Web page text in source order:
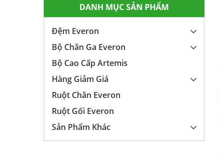
DANH MỤC SẢN PHẨM
Đệm Everon
Bộ Chăn Ga Everon
Bộ Cao Cấp Artemis
Hàng Giảm Giá
Ruột Chăn Everon
Ruột Gối Everon
Sản Phẩm Khác